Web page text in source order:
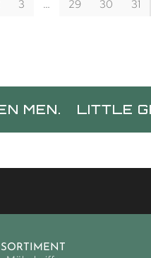
3 … 29 30 31
LITTLE GREEN
SORTIMENT